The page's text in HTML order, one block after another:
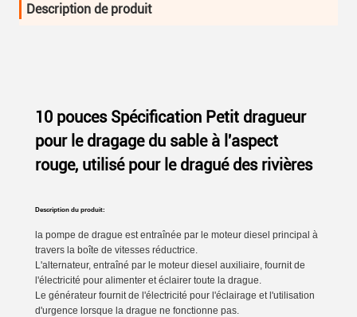
Description de produit
10 pouces Spécification Petit dragueur
pour le dragage du sable à l'aspect
rouge, utilisé pour le dragué des rivières
Description du produit:
la pompe de drague est entraînée par le moteur diesel principal à
travers la boîte de vitesses réductrice.
L'alternateur, entraîné par le moteur diesel auxiliaire, fournit de
l'électricité pour alimenter et éclairer toute la drague.
Le générateur fournit de l'électricité pour l'éclairage et l'utilisation
d'urgence lorsque la drague ne fonctionne pas.